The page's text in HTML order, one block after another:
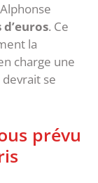
. Ce
la
charge une
se
prévu